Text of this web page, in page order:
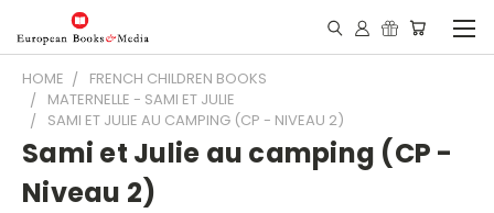
HOME
FRENCH CHILDREN BOOKS
MATERNELLE - SAMI ET JULIE
SAMI ET JULIE AU CAMPING (CP - NIVEAU 2)
Sami et Julie au camping (CP -
Niveau 2)